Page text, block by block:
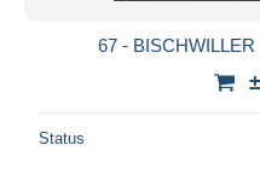
67 -
Status